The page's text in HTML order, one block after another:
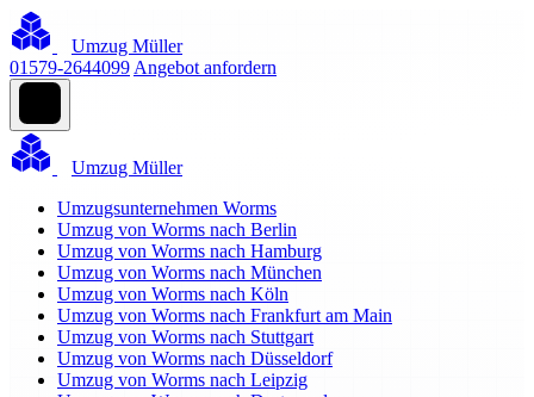
Umzug Müller
01579-2644099 Angebot anfordern
Umzug Müller
Umzugsunternehmen Worms
Umzug von Worms nach Berlin
Umzug von Worms nach Hamburg
Umzug von Worms nach München
Umzug von Worms nach Köln
Umzug von Worms nach Frankfurt am Main
Umzug von Worms nach Stuttgart
Umzug von Worms nach Düsseldorf
Umzug von Worms nach Leipzig